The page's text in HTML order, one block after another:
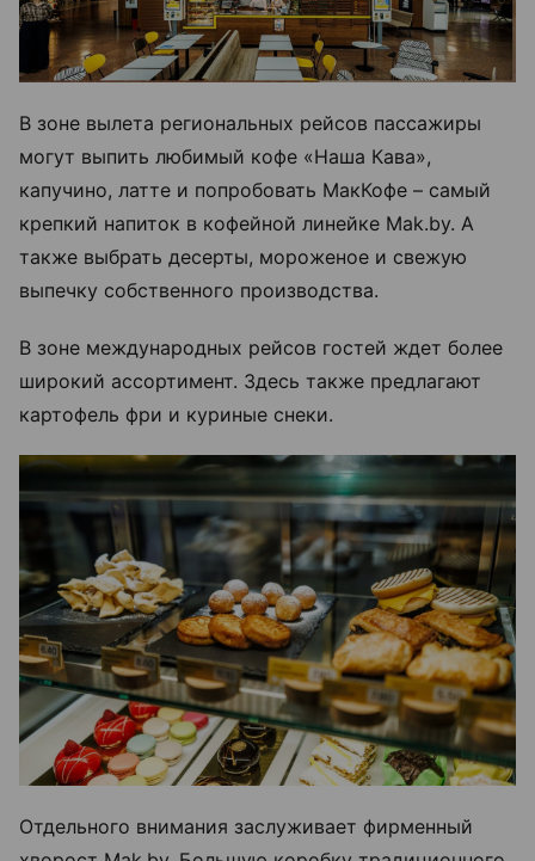
В зоне вылета региональных рейсов пассажиры
могут выпить любимый кофе «Наша Кава»,
капучино, латте и попробовать МакКофе – самый
крепкий напиток в кофейной линейке Mak.by. А
также выбрать десерты, мороженое и свежую
выпечку собственного производства.
В зоне международных рейсов гостей ждет более
широкий ассортимент. Здесь также предлагают
картофель фри и куриные снеки.
Отдельного внимания заслуживает фирменный